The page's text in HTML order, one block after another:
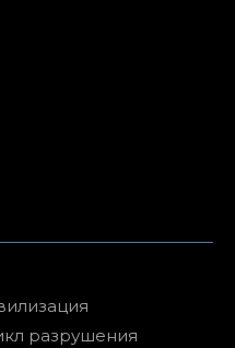
разрушения